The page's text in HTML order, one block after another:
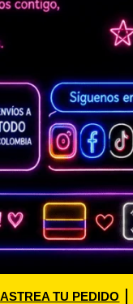
TU PEDIDO